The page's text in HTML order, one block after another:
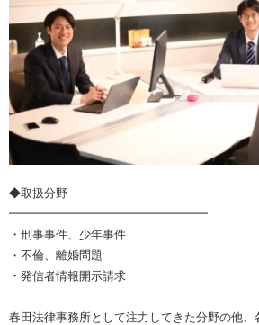
◆取扱分野
━━━━━━━━━━━━━━━━━
・刑事事件、少年事件
・不倫、離婚問題
・発信者情報開示請求
春田法律事務所として注力してきた分野の他、